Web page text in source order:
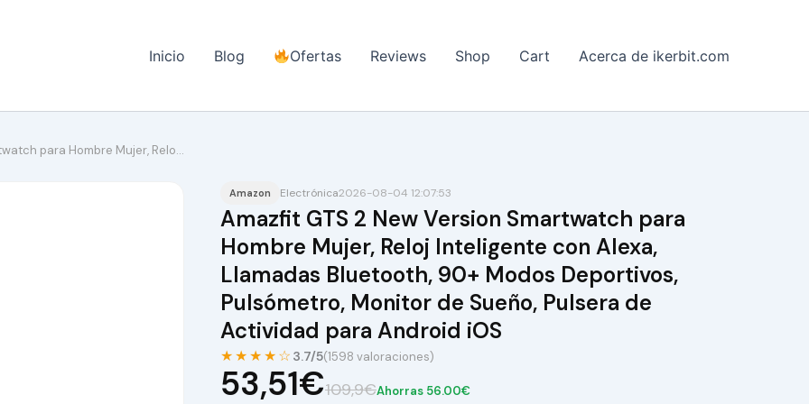
Inicio Blog Ofertas Reviews Shop Cart Acerca de ikerbit.com
para Hombre Mujer, Relo…
Amazon Electrónica2026-08-04 12:07:53
Amazfit GTS 2 New Version Smartwatch para
Hombre Mujer, Reloj Inteligente con Alexa,
Llamadas Bluetooth, 90+ Modos Deportivos,
Pulsómetro, Monitor de Sueño, Pulsera de
Actividad para Android iOS
★★★★☆ 3.7/5(1598 valoraciones)
53,51€109,9€Ahorras 56.00€